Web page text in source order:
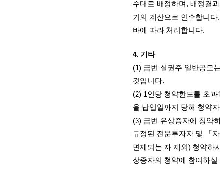
수대로 배정하며 , 배정결
기의 계산으로 인수합니다
바에 따라 처리합니다.
4. 기타
(1) 금번 실권주 일반공모
것입니다.
(2) 1인당 청약한도를 초
을 납입일까지 당해 청약
(3) 금번 유상증자에 청약
규정된 전문투자자 및 「
면제되는 자 제외 ) 청약하
상증자의 청약에 참여하